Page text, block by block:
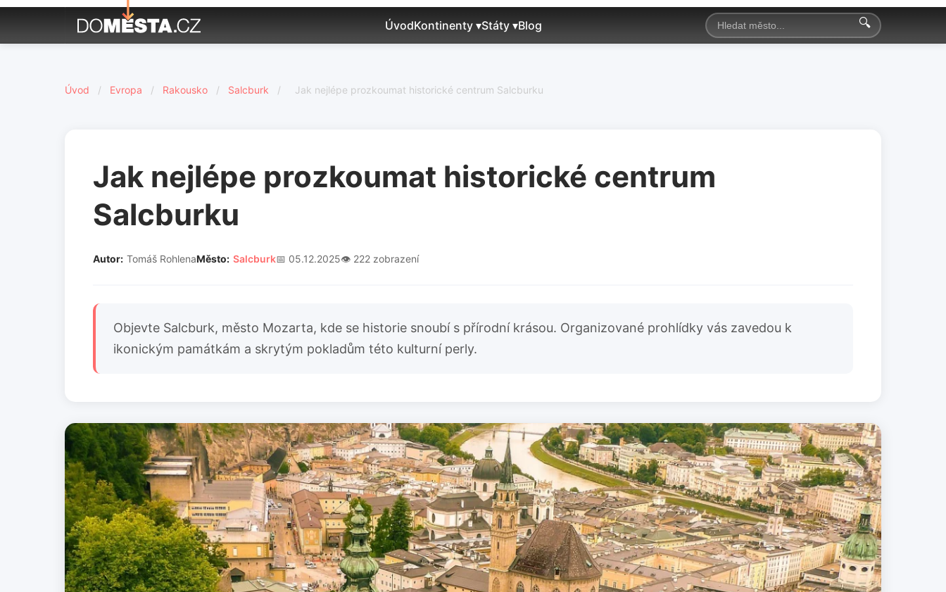
ÚvodKontinenty ▾Státy ▾Blog 🔍
Úvod / Evropa / Rakousko / Salcburk / Jak nejlépe prozkoumat historické centrum Salcburku
Jak nejlépe prozkoumat historické centrum
Salcburku
Autor: Tomáš RohlenaMěsto: Salcburk📅 05.12.2025👁️ 222 zobrazení
Objevte Salcburk, město Mozarta, kde se historie snoubí s přírodní krásou. Organizované prohlídky vás zavedou k
ikonickým památkám a skrytým pokladům této kulturní perly.